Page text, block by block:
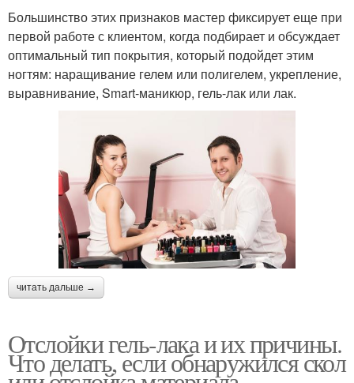
Большинство этих признаков мастер фиксирует еще при
первой работе с клиентом, когда подбирает и обсуждает
оптимальный тип покрытия, который подойдет этим
ногтям: наращивание гелем или полигелем, укрепление,
выравнивание, Smart-маникюр, гель-лак или лак.
читать дальше →
Отслойки гель-лака и их причины.
Что делать, если обнаружился скол